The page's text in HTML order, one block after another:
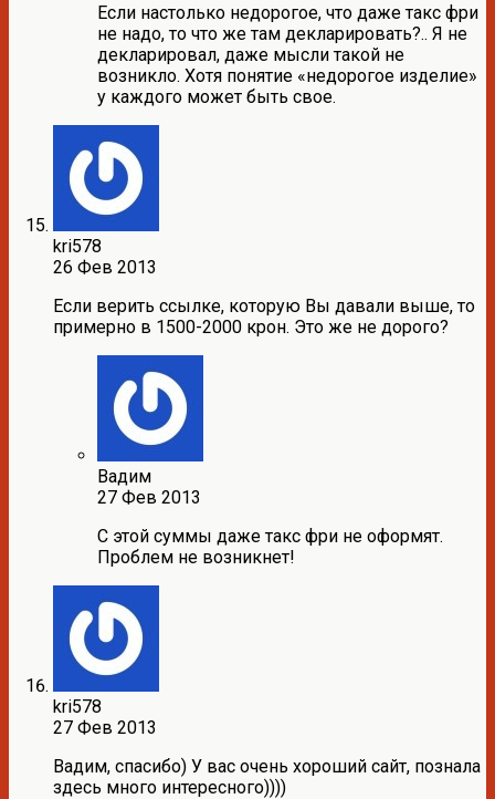
Если настолько недорогое, что даже такс фри
не надо, то что же там декларировать?.. Я не
декларировал, даже мысли такой не
возникло. Хотя понятие «недорогое изделие»
у каждого может быть свое.
kri578
26 Фев 2013
Если верить ссылке, которую Вы давали выше, то
примерно в 1500-2000 крон. Это же не дорого?
Вадим
27 Фев 2013
С этой суммы даже такс фри не оформят.
Проблем не возникнет!
kri578
27 Фев 2013
Вадим, спасибо) У вас очень хороший сайт, познала
здесь много интересного))))